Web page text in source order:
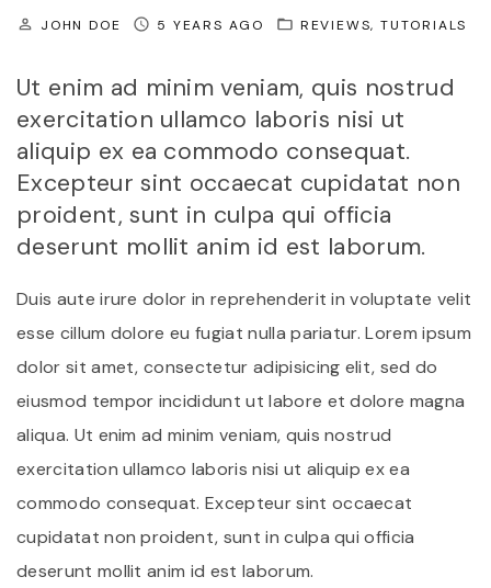
JOHN DOE 5 YEARS AGO REVIEWS TUTORIALS
Ut enim ad minim veniam, quis nostrud
exercitation ullamco laboris nisi ut
aliquip ex ea commodo consequat.
Excepteur sint occaecat cupidatat non
proident, sunt in culpa qui officia
deserunt mollit anim id est laborum.
Duis aute irure dolor in reprehenderit in voluptate velit
esse cillum dolore eu fugiat nulla pariatur. Lorem ipsum
dolor sit amet, consectetur adipisicing elit, sed do
eiusmod tempor incididunt ut labore et dolore magna
aliqua. Ut enim ad minim veniam, quis nostrud
exercitation ullamco laboris nisi ut aliquip ex ea
commodo consequat. Excepteur sint occaecat
cupidatat non proident, sunt in culpa qui officia
deserunt mollit anim id est laborum.